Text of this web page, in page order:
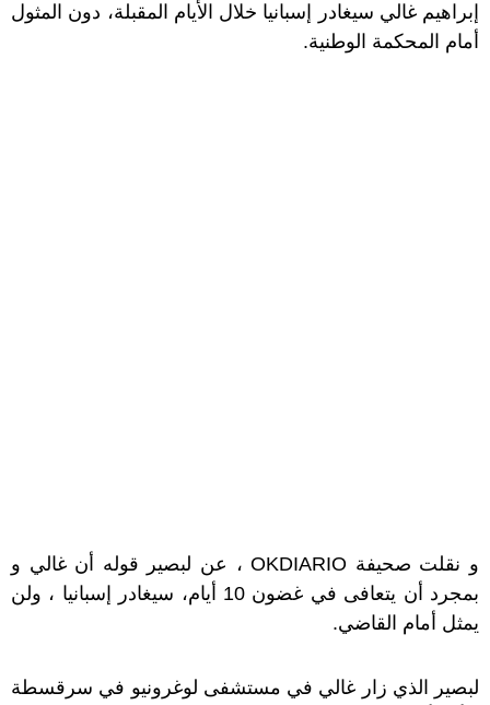
إبراهيم غالي سيغادر إسبانيا خلال الأيام المقبلة، دون المثول
أمام المحكمة الوطنية.
و نقلت صحيفة OKDIARIO ، عن لبصير قوله أن غالي و
بمجرد أن يتعافى في غضون 10 أيام، سيغادر إسبانيا ، ولن
يمثل أمام القاضي.
لبصير الذي زار غالي في مستشفى لوغرونيو في سرقسطة